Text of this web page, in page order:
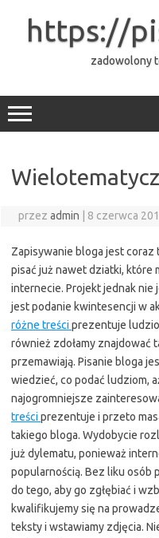
https://
zadowolony
przez admin 8 czerwca
Zapisywanie bloga jest coraz
pisać już nawet dziatki, które
internecie. Projekt jednak
jest podanie kwintesencji w
różne treści prezentuje
również zdołamy znajdować
przemawiają. Pisanie bloga
wiedzieć, co podać ludziom,
najogromniejsze
treści prezentuje i przeto
takiego bloga. Wydobycie
już dylematu, ponieważ
popularnością. Bez liku osób
do tego, aby go zgłębiać i
kwalifikujemy się na
teksty i wstawiamy zdjęcia.